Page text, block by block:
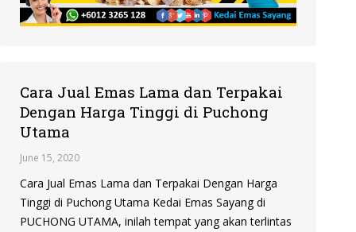
Cara Jual Emas Lama dan Terpakai
Dengan Harga Tinggi di Puchong
Utama
June 15, 2020
Cara Jual Emas Lama dan Terpakai Dengan Harga
Tinggi di Puchong Utama Kedai Emas Sayang di
PUCHONG UTAMA, inilah tempat yang akan terlintas